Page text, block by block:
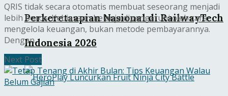
Perkeretaapian Nasional di RailwayTech
Indonesia 2026
QRIS tidak secara otomatis membuat seseorang menjadi
lebih boros. Kebiasaan belanja dipengaruhi oleh cara
mengelola keuangan, bukan metode pembayarannya.
Dengan...
Next Post